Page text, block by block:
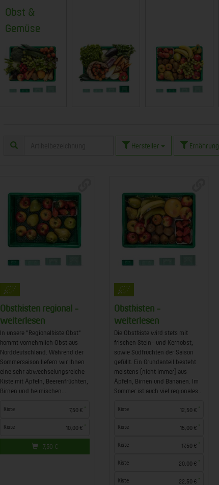
Obst &
Gemüse
Hersteller Ernährung
Obstkisten regional -
weiterlesen
In unsere "Regionalkiste Obst"
kommt vornehmlich Obst aus
Norddeutschland. Während der
Sommersaison liefern wir Ihnen
eine sehr abwechselungsreiche
Kiste mit Äpfeln, Beerenfrüchten,
Birnen und heimischen...
Kiste 7,50 € *
Kiste 10,00 € *
7,50 €
Obstkisten -
weiterlesen
Die Obstkiste wird stets mit
frischen Stein- und Kernobst,
sowie Südfrüchten der Saison
gefüllt. Ein Grundanteil besteht
meistens (nicht immer) aus
Äpfeln, Birnen und Bananen. Im
Sommer ist auch viel regionales...
Kiste 12,50 € *
Kiste 15,00 € *
Kiste 17,50 € *
Kiste 20,00 € *
Kiste 22,50 € *